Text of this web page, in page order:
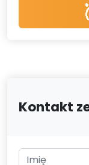
Kontakt